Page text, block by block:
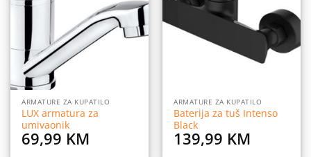
listu
želja
ARMATURE ZA KUPATILO
LUX armatura za
umivaonik
69,99 KM
želja
ARMATURE ZA KUPATILO
Baterija za tuš Intenso
Black
139,99 KM